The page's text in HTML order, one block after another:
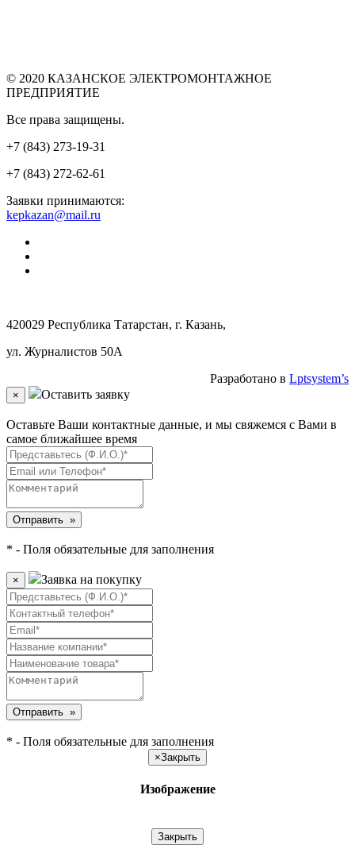
© 2020 КАЗАНСКОЕ ЭЛЕКТРОМОНТАЖНОЕ
ПРЕДПРИЯТИЕ
Все права защищены.
+7 (843) 273-19-31
+7 (843) 272-62-61
Заявки принимаются:
kepkazan@mail.ru
420029 Республика Татарстан, г. Казань,
ул. Журналистов 50А
Разработано в Lptsystem’s
× Оставить заявку
Оставьте Ваши контактные данные, и мы свяжемся с Вами в
самое ближайшее время
* - Поля обязательные для заполнения
× Заявка на покупку
* - Поля обязательные для заполнения
×Закрыть
Изображение
Закрыть